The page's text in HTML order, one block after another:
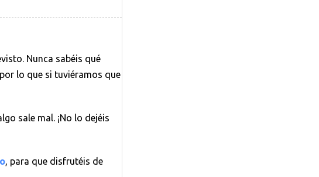
Nunca sabéis qué
lo que si tuviéramos que
sale mal. ¡No lo dejéis
, para que disfrutéis de